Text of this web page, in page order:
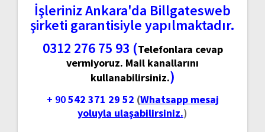
İşleriniz Ankara'da Billgatesweb
şirketi garantisiyle yapılmaktadır.
0312 276 75 93 (Telefonlara cevap
vermiyoruz. Mail kanallarını
kullanabilirsiniz.)
+ 90542 371 29 52 (Whatsapp mesaj
yoluyla ulaşabilirsiniz.)